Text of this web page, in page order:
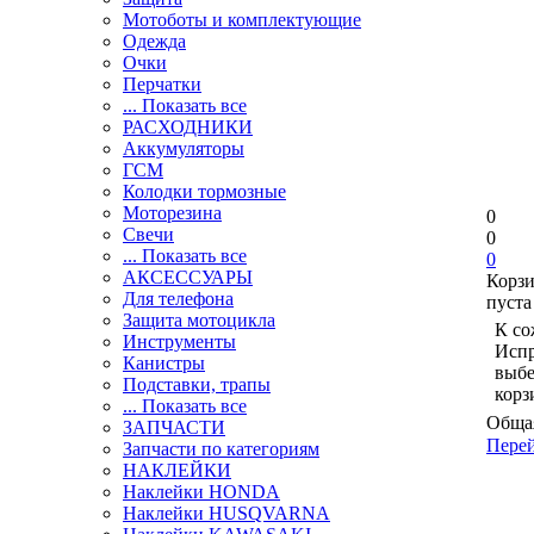
Мотоботы и комплектующие
Одежда
Очки
Перчатки
... Показать все
РАСХОДНИКИ
Аккумуляторы
ГСМ
Колодки тормозные
Моторезина
Свечи
... Показать все
АКСЕССУАРЫ
Для телефона
Защита мотоцикла
Инструменты
Канистры
Подставки, трапы
... Показать все
ЗАПЧАСТИ
Запчасти по категориям
НАКЛЕЙКИ
Наклейки HONDA
Наклейки HUSQVARNA
0
0
0
пуста
К